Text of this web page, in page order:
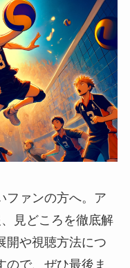
ファンの方へ。ア
見どころを徹底解
開や視聴方法につ
ので、ぜひ最後ま